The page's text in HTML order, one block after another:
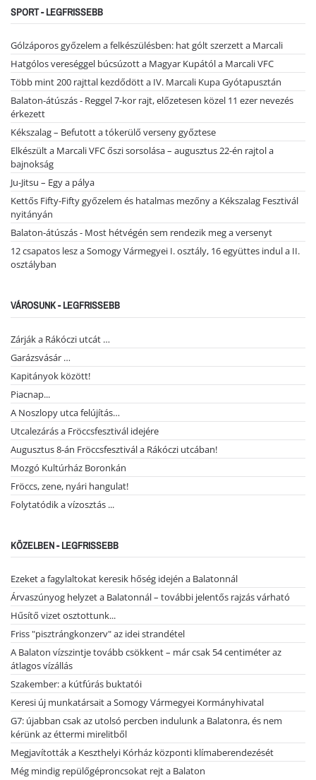
SPORT - LEGFRISSEBB
Gólzáporos győzelem a felkészülésben: hat gólt szerzett a Marcali
Hatgólos vereséggel búcsúzott a Magyar Kupától a Marcali VFC
Több mint 200 rajttal kezdődött a IV. Marcali Kupa Gyótapusztán
Balaton-átúszás - Reggel 7-kor rajt, előzetesen közel 11 ezer nevezés
érkezett
Kékszalag – Befutott a tókerülő verseny győztese
Elkészült a Marcali VFC őszi sorsolása – augusztus 22-én rajtol a
bajnokság
Ju-Jitsu – Egy a pálya
Kettős Fifty-Fifty győzelem és hatalmas mezőny a Kékszalag Fesztivál
nyitányán
Balaton-átúszás - Most hétvégén sem rendezik meg a versenyt
12 csapatos lesz a Somogy Vármegyei I. osztály, 16 együttes indul a II.
osztályban
VÁROSUNK - LEGFRISSEBB
Zárják a Rákóczi utcát …
Garázsvásár …
Kapitányok között!
Piacnap...
A Noszlopy utca felújítás…
Utcalezárás a Fröccsfesztivál idejére
Augusztus 8-án Fröccsfesztivál a Rákóczi utcában!
Mozgó Kultúrház Boronkán
Fröccs, zene, nyári hangulat!
Folytatódik a vízosztás ...
KÖZELBEN - LEGFRISSEBB
Ezeket a fagylaltokat keresik hőség idején a Balatonnál
Árvaszúnyog helyzet a Balatonnál – további jelentős rajzás várható
Hűsítő vizet osztottunk...
Friss "pisztrángkonzerv" az idei strandétel
A Balaton vízszintje tovább csökkent – már csak 54 centiméter az
átlagos vízállás
Szakember: a kútfúrás buktatói
Keresi új munkatársait a Somogy Vármegyei Kormányhivatal
G7: újabban csak az utolsó percben indulunk a Balatonra, és nem
kérünk az éttermi mirelitből
Megjavították a Keszthelyi Kórház központi klímaberendezését
Még mindig repülőgéproncsokat rejt a Balaton